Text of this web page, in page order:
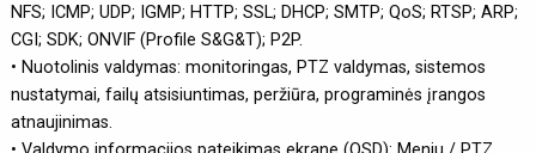
NFS; ICMP; UDP; IGMP; HTTP; SSL; DHCP; SMTP; QoS; RTSP; ARP;
CGI; SDK; ONVIF (Profile S&G&T); P2P.
• Nuotolinis valdymas: monitoringas, PTZ valdymas, sistemos
nustatymai, failų atsisiuntimas, peržiūra, programinės įrangos
atnaujinimas.